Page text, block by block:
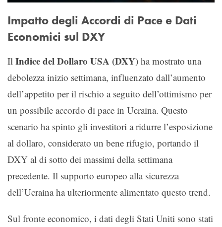
Impatto degli Accordi di Pace e Dati
Economici sul DXY
Il Indice del Dollaro USA (DXY) ha mostrato una
debolezza inizio settimana, influenzato dall’aumento
dell’appetito per il rischio a seguito dell’ottimismo per
un possibile accordo di pace in Ucraina. Questo
scenario ha spinto gli investitori a ridurre l’esposizione
al dollaro, considerato un bene rifugio, portando il
DXY al di sotto dei massimi della settimana
precedente. Il supporto europeo alla sicurezza
dell’Ucraina ha ulteriormente alimentato questo trend.
Sul fronte economico, i dati degli Stati Uniti sono stati